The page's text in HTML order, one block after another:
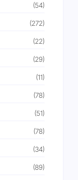
(54)
(272)
(22)
(29)
(11)
(78)
(51)
(78)
(34)
(89)